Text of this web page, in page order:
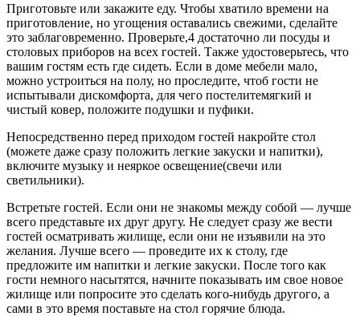
Приготовьте или закажите еду. Чтобы хватило времени на
приготовление, но угощения оставались свежими, сделайте
это заблаговременно. Проверьте,4 достаточно ли посуды и
столовых приборов на всех гостей. Также удостоверьтесь, что
вашим гостям есть где сидеть. Если в доме мебели мало,
можно устроиться на полу, но проследите, чтоб гости не
испытывали дискомфорта, для чего постелитемягкий и
чистый ковер, положите подушки и пуфики.
Непосредственно перед приходом гостей накройте стол
(можете даже сразу положить легкие закуски и напитки),
включите музыку и неяркое освещение(свечи или
светильники).
Встретьте гостей. Если они не знакомы между собой — лучше
всего представьте их друг другу. Не следует сразу же вести
гостей осматривать жилище, если они не изъявили на это
желания. Лучше всего — проведите их к столу, где
предложите им напитки и легкие закуски. После того как
гости немного насытятся, начните показывать им свое новое
жилище или попросите это сделать кого-нибудь другого, а
сами в это время поставьте на стол горячие блюда.